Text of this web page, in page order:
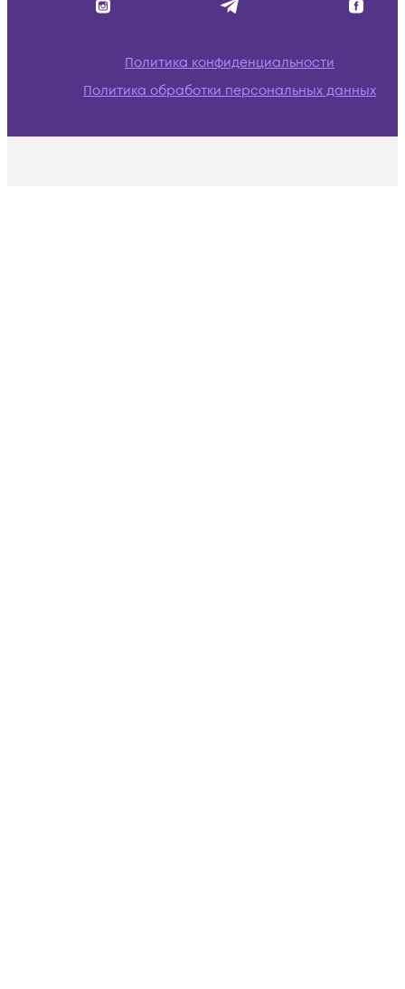
Политика конфиденциальности
Политика обработки персональных данных